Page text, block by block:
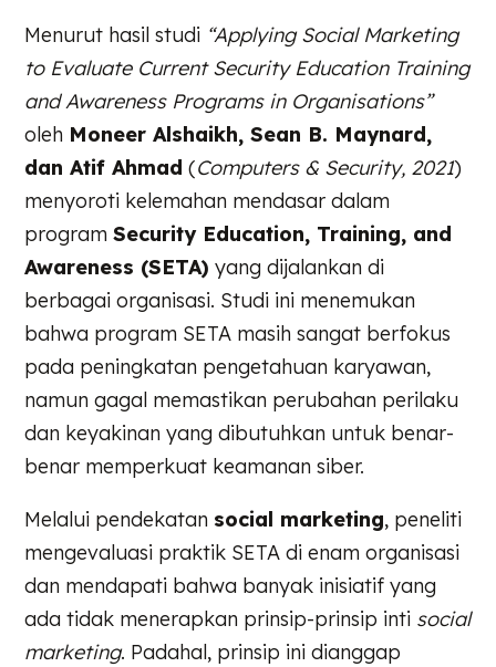
Menurut hasil studi “Applying Social Marketing
to Evaluate Current Security Education Training
and Awareness Programs in Organisations”
oleh Moneer Alshaikh, Sean B. Maynard,
dan Atif Ahmad (Computers & Security, 2021)
menyoroti kelemahan mendasar dalam
programSecurity Education, Training, and
Awareness (SETA) yang dijalankan di
berbagai organisasi. Studi ini menemukan
bahwa program SETA masih sangat berfokus
pada peningkatan pengetahuan karyawan,
namun gagal memastikan perubahan perilaku
dan keyakinan yang dibutuhkan untuk benar-
benar memperkuat keamanan siber.
Melalui pendekatan social marketing, peneliti
mengevaluasi praktik SETA di enam organisasi
dan mendapati bahwa banyak inisiatif yang
ada tidak menerapkan prinsip-prinsip inti social
marketing. Padahal, prinsip ini dianggap